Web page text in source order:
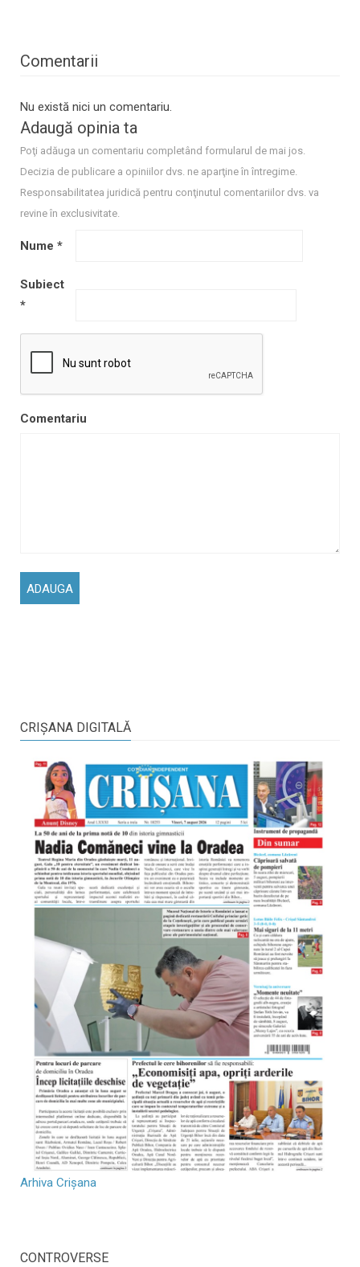
Comentarii
Nu există nici un comentariu.
Adaugă opinia ta
Poţi adăuga un comentariu completând formularul de mai jos.
Decizia de publicare a opiniilor dvs. ne aparţine în întregime.
Responsabilitatea juridică pentru conţinutul comentariilor dvs. va
revine în exclusivitate.
Nume *
Subiect
*
Comentariu
CRIŞANA DIGITALĂ
Arhiva Crișana
CONTROVERSE